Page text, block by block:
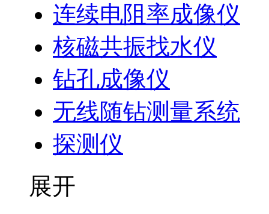
连续电阻率成像仪
核磁共振找水仪
钻孔成像仪
无线随钻测量系统
探测仪
展开